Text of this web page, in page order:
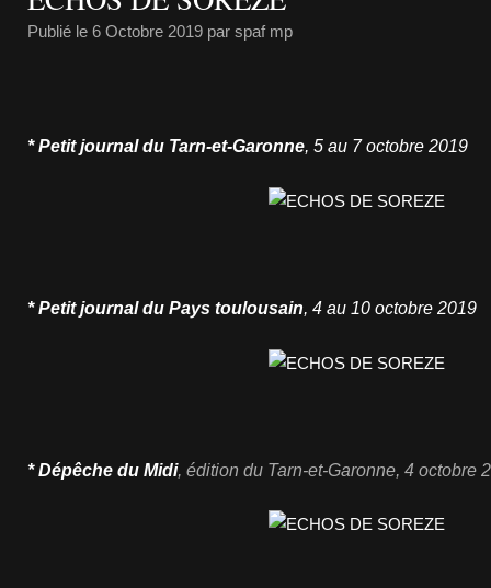
Publié le 6 Octobre 2019 par spaf mp
* Petit journal du Tarn-et-Garonne, 5 au 7 octobre 2019
* Petit journal du Pays toulousain, 4 au 10 octobre 2019
* Dépêche du Midi, édition du Tarn-et-Garonne, 4 octobre